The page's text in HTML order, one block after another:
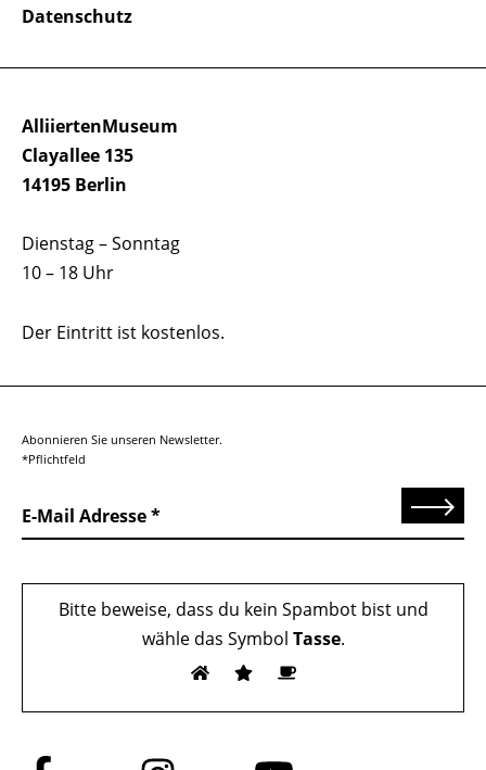
AlliiertenMuseum
Clayallee 135
14195 Berlin
Dienstag – Sonntag
10 – 18 Uhr
Der Eintritt ist kostenlos.
Datenschutz
Abonnieren Sie unseren Newsletter.
*Pflichtfeld
E-Mail Adresse Senden
Bitte beweise, dass du kein Spambot bist und
wähle das Symbol Tasse.